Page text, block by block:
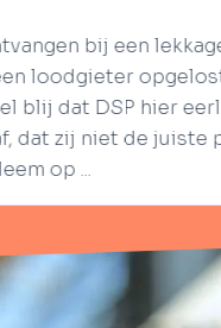
Heb
klussen
leveren
goede
doen